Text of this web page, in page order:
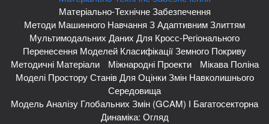
Матеріально-Технічне Забезпечення
Методи Машинного Навчання З Адаптивним Злиттям
Мультимодальних Даних Для Кросс-Регіонального
Перенесення Моделей Класифікації Земного Покриву
Методичні Матеріали
Міжнародні Проекти
Мікава Поліна
Моделі Простору Станів Для Оцінки Змін Навколишнього
Середовища
Модель Аналізу Глобальних Змін (GCAM) І Багатосекторна
Динаміка: Огляд